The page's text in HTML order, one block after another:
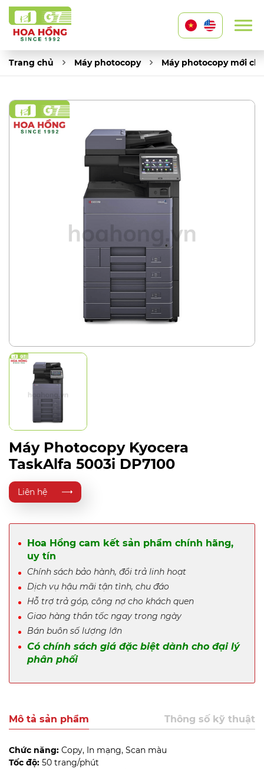
Trang chủ Máy photocopy Máy photocopy mới
Máy Photocopy Kyocera
TaskAlfa 5003i DP7100
Liên hệ
Hoa Hồng cam kết sản phẩm chính hãng,
uy tín
Chính sách bảo hành, đổi trả linh hoạt
Dịch vụ hậu mãi tận tình, chu đáo
Hỗ trợ trả góp, công nợ cho khách quen
Giao hàng thần tốc ngay trong ngày
Bán buôn số lượng lớn
Có chính sách giá đặc biệt dành cho đại lý
phân phối
Mô tả sản phẩm Thông số kỹ thuật
Chức năng: Copy, In mạng, Scan màu
Tốc độ: 50 trang/phút